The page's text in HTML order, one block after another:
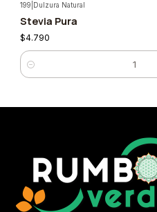
199 Dulzura Natural
Stevia Pura
$4.790
Cantidad